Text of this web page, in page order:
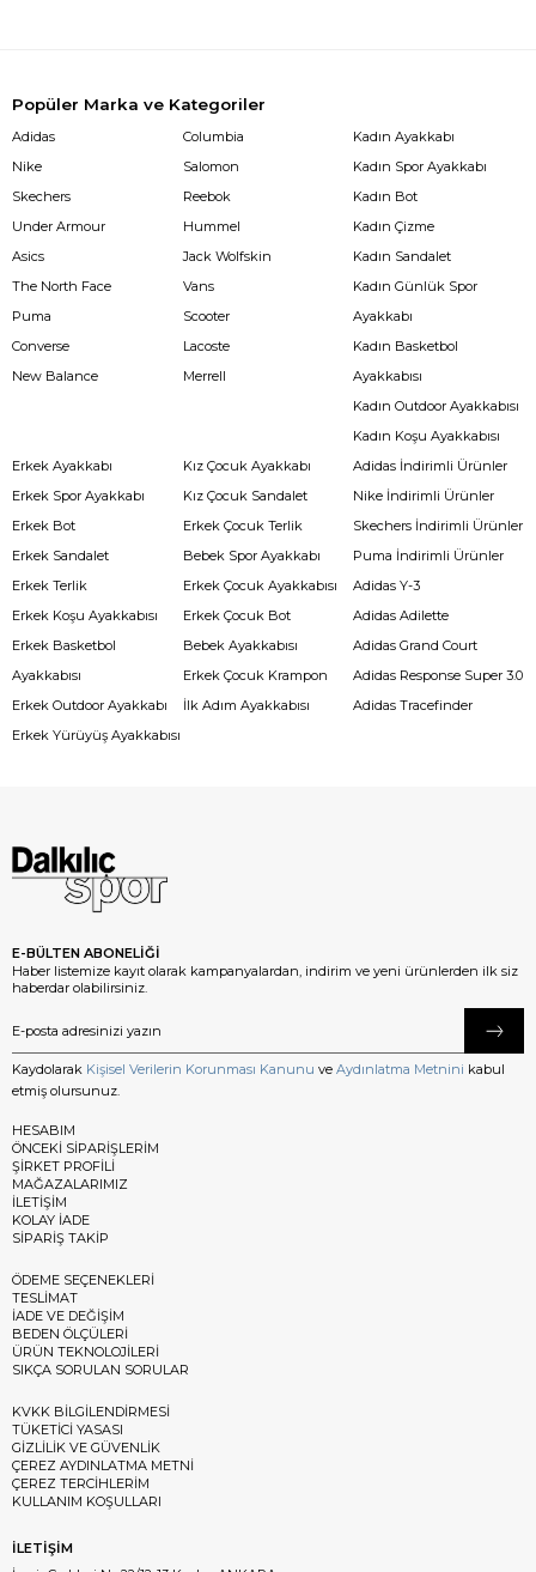
Popüler Marka ve Kategoriler
Adidas
Nike
Skechers
Under Armour
Asics
The North Face
Puma
Converse
New Balance
Columbia
Salomon
Reebok
Hummel
Jack Wolfskin
Vans
Scooter
Lacoste
Merrell
Kadın Ayakkabı
Kadın Spor Ayakkabı
Kadın Bot
Kadın Çizme
Kadın Sandalet
Kadın Günlük Spor
Ayakkabı
Kadın Basketbol
Ayakkabısı
Kadın Outdoor Ayakkabısı
Kadın Koşu Ayakkabısı
Erkek Ayakkabı
Erkek Spor Ayakkabı
Erkek Bot
Erkek Sandalet
Erkek Terlik
Erkek Koşu Ayakkabısı
Erkek Basketbol
Ayakkabısı
Erkek Outdoor Ayakkabı
Erkek Yürüyüş Ayakkabısı
Kız Çocuk Ayakkabı
Kız Çocuk Sandalet
Erkek Çocuk Terlik
Bebek Spor Ayakkabı
Erkek Çocuk Ayakkabısı
Erkek Çocuk Bot
Bebek Ayakkabısı
Erkek Çocuk Krampon
İlk Adım Ayakkabısı
Adidas İndirimli Ürünler
Nike İndirimli Ürünler
Skechers İndirimli Ürünler
Puma İndirimli Ürünler
Adidas Y-3
Adidas Adilette
Adidas Grand Court
Adidas Response Super 3.0
Adidas Tracefinder
E-BÜLTEN ABONELİĞİ
Haber listemize kayıt olarak kampanyalardan, indirim ve yeni ürünlerden ilk siz
haberdar olabilirsiniz.
Kaydolarak Kişisel Verilerin Korunması Kanunu ve Aydınlatma Metnini kabul
etmiş olursunuz.
HESABIM
ÖNCEKİ SİPARİŞLERİM
ŞİRKET PROFİLİ
MAĞAZALARIMIZ
İLETİŞİM
KOLAY İADE
SİPARİŞ TAKİP
ÖDEME SEÇENEKLERİ
TESLİMAT
İADE VE DEĞİŞİM
BEDEN ÖLÇÜLERİ
ÜRÜN TEKNOLOJİLERİ
SIKÇA SORULAN SORULAR
KVKK BİLGİLENDİRMESİ
TÜKETİCİ YASASI
GİZLİLİK VE GÜVENLİK
ÇEREZ AYDINLATMA METNİ
ÇEREZ TERCİHLERİM
KULLANIM KOŞULLARI
İLETİŞİM